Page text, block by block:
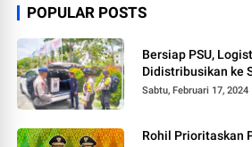
POPULAR POSTS
Bersiap PSU,
Didistribusikan ke
Sabtu, Februari 17, 2024
Rohil Prioritaskan